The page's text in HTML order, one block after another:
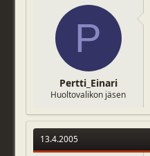
P
Pertti_Einari
Huoltovalikon jäsen
13.4.2005